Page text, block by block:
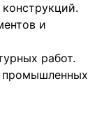
и
работ.
промышленных